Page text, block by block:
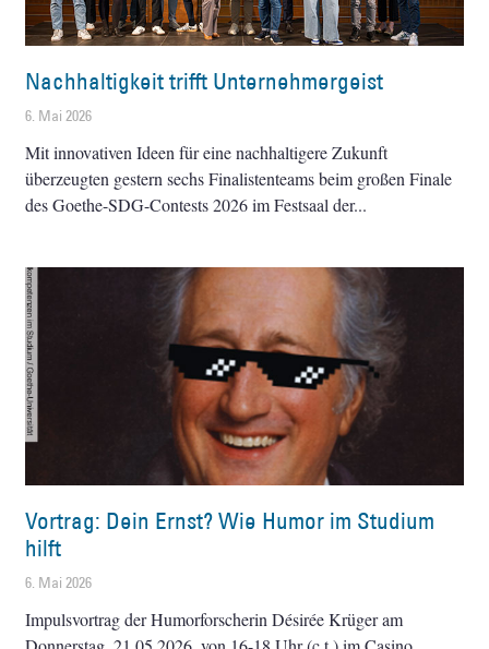
Nachhaltigkeit trifft Unternehmergeist
6. Mai 2026
Mit innovativen Ideen für eine nachhaltigere Zukunft
überzeugten gestern sechs Finalistenteams beim großen Finale
des Goethe-SDG-Contests 2026 im Festsaal der
Vortrag: Dein Ernst? Wie Humor im Studium
hilft
6. Mai 2026
Impulsvortrag der Humorforscherin Désirée Krüger am